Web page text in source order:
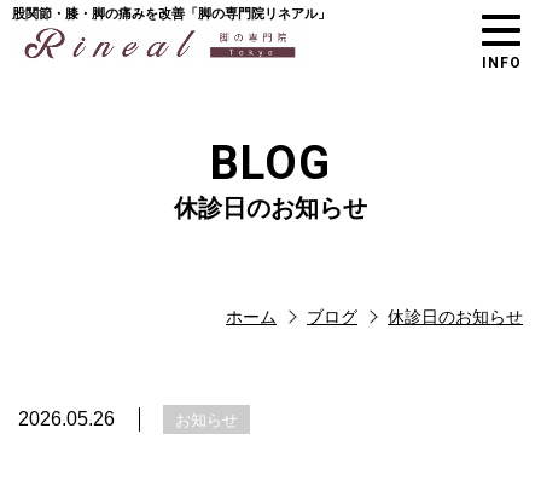
股関節・膝・脚の痛みを改善「脚の専門院リネアル」
INFO
BLOG
休診日のお知らせ
ホーム ブログ 休診日のお知らせ
2026.05.26 お知らせ